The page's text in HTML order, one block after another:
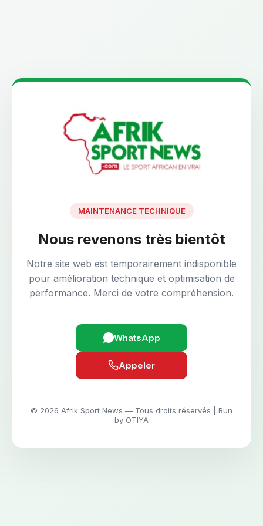
MAINTENANCE TECHNIQUE
Nous revenons très bientôt
Notre site web est temporairement indisponible
pour amélioration technique et optimisation de
performance. Merci de votre compréhension.
WhatsApp
Appeler
© 2026 Afrik Sport News — Tous droits réservés | Run
by OTIYA